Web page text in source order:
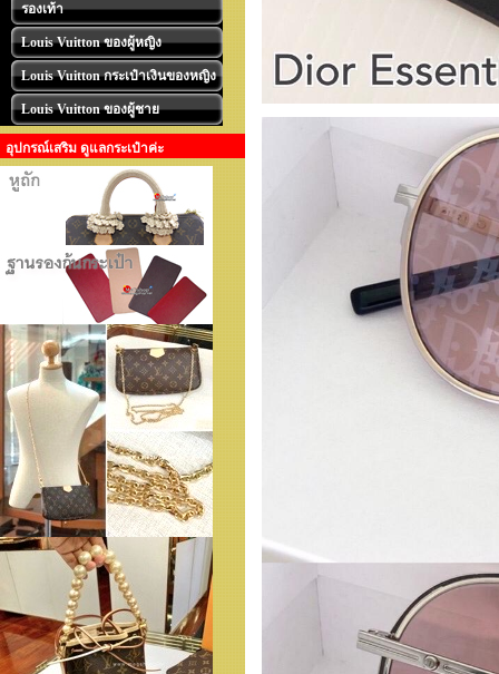
รองเท้า
Louis Vuitton ของผู้หญิง
Louis Vuitton กระเป๋าเงินของหญิง
Louis Vuitton ของผู้ชาย
อุปกรณ์เสริม ดูแลกระเป๋าค่ะ